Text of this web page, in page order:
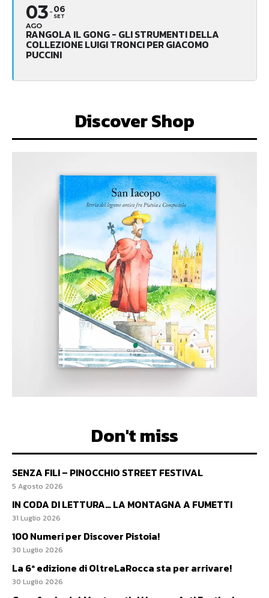
03
AGO
06
SET
RANGOLA IL GONG - GLI STRUMENTI DELLA
COLLEZIONE LUIGI TRONCI PER GIACOMO
PUCCINI
Discover Shop
Don't miss
SENZA FILI – PINOCCHIO STREET FESTIVAL
5 Agosto 2026
IN CODA DI LETTURA… LA MONTAGNA A FUMETTI
31 Luglio 2026
100 Numeri per Discover Pistoia!
30 Luglio 2026
La 6ª edizione di OltreLaRocca sta per arrivare!
30 Luglio 2026